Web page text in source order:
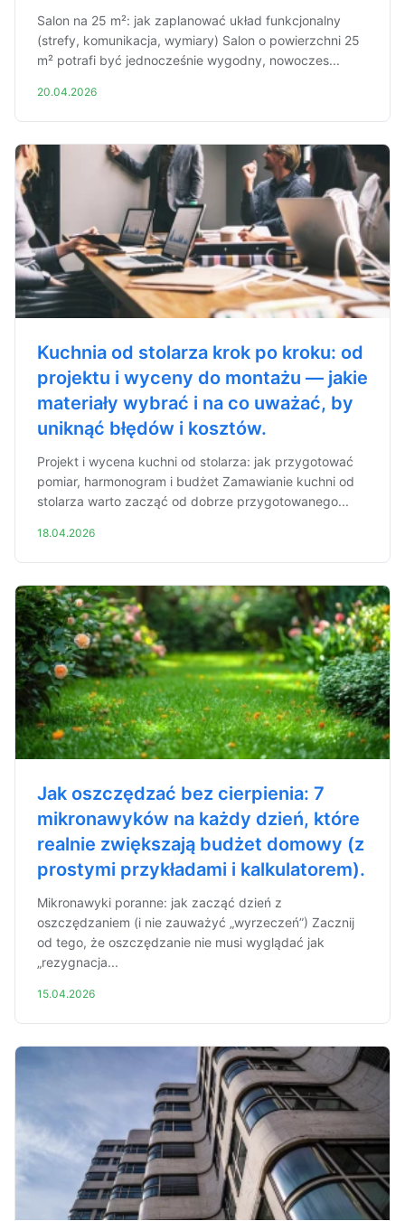
Salon na 25 m²: jak zaplanować układ funkcjonalny
(strefy, komunikacja, wymiary) Salon o powierzchni 25
m² potrafi być jednocześnie wygodny, nowoczes...
20.04.2026
Kuchnia od stolarza krok po kroku: od
projektu i wyceny do montażu — jakie
materiały wybrać i na co uważać, by
uniknąć błędów i kosztów.
Projekt i wycena kuchni od stolarza: jak przygotować
pomiar, harmonogram i budżet Zamawianie kuchni od
stolarza warto zacząć od dobrze przygotowanego...
18.04.2026
Jak oszczędzać bez cierpienia: 7
mikronawyków na każdy dzień, które
realnie zwiększają budżet domowy (z
prostymi przykładami i kalkulatorem).
Mikronawyki poranne: jak zacząć dzień z
oszczędzaniem (i nie zauważyć „wyrzeczeń”) Zacznij
od tego, że oszczędzanie nie musi wyglądać jak
„rezygnacja...
15.04.2026